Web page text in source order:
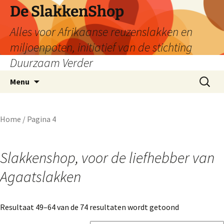
De SlakkenShop
Alles voor Afrikaanse reuzenslakken en
miljoenpoten, initiatief van de stichting
Duurzaam Verder
Menu
Zoeken
naar:
Home / Pagina 4
Slakkenshop, voor de liefhebber van
Agaatslakken
Resultaat 49–64 van de 74 resultaten wordt getoond